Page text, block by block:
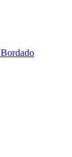
Bordado